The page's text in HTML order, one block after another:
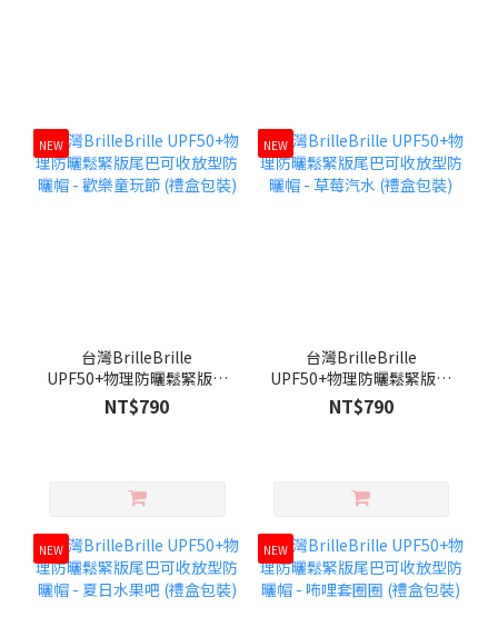
NEW
台灣BrilleBrille
UPF50+物理防曬鬆緊版尾
巴可收放型防曬帽 - 歡樂童
玩節 (禮盒包裝)
NT$790
NEW
台灣BrilleBrille
UPF50+物理防曬鬆緊版尾
巴可收放型防曬帽 - 草莓汽
水 (禮盒包裝)
NT$790
NEW NEW